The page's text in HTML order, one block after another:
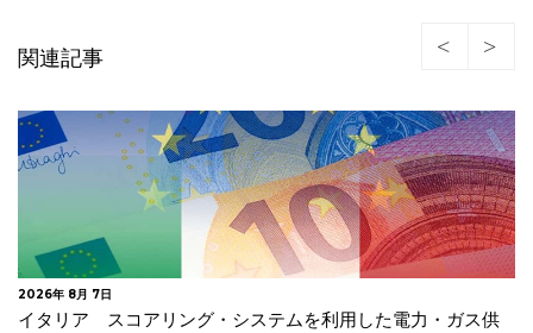
関連記事
2026年 8月 3日
EU AI法が施行